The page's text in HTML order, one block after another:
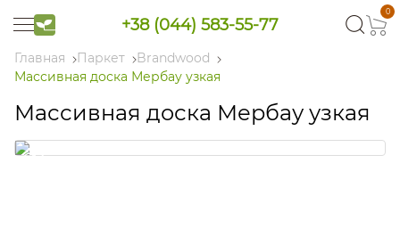
+38 (044) 583-55-77
0
Главная Паркет
Brandwood
Массивная доска Мербау узкая
Массивная доска Мербау узкая